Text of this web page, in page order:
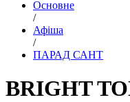
Основне
/
Афіша
/
ПАРАД САНТ
BRIGHT